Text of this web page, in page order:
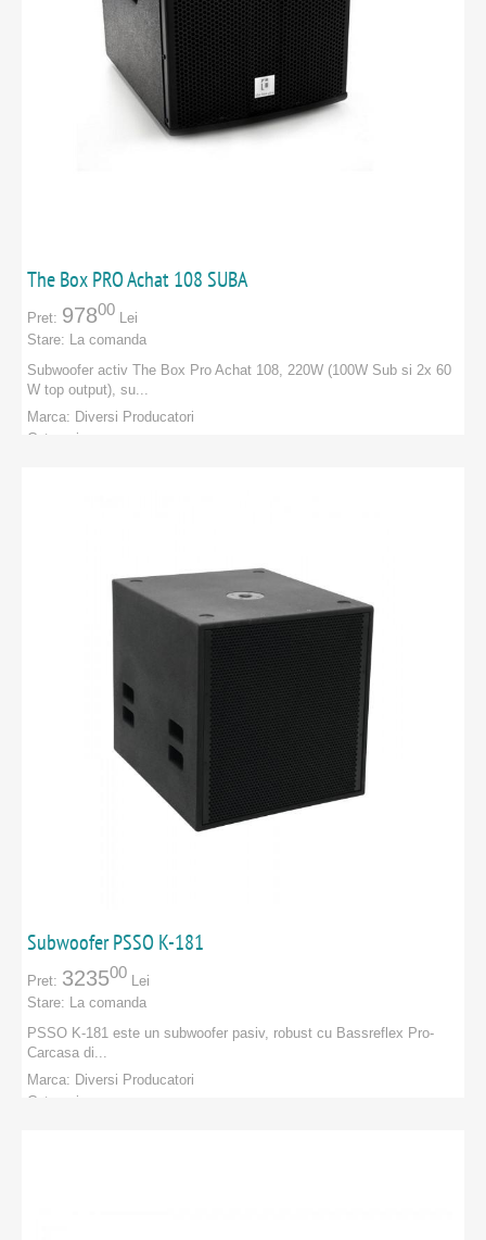
The Box PRO Achat 108 SUBA
Pret: 97800 Lei
Stare: La comanda
Subwoofer activ The Box Pro Achat 108, 220W (100W Sub si 2x 60
W top output), su...
Marca: Diversi Producatori
Categorie:
Subwoofer PSSO K-181
Pret: 323500 Lei
Stare: La comanda
PSSO K-181 este un subwoofer pasiv, robust cu Bassreflex Pro-
Carcasa di...
Marca: Diversi Producatori
Categorie: